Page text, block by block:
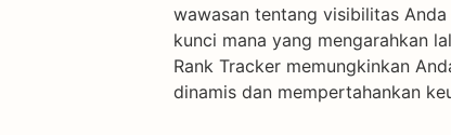
wawasan tentang visibilitas
kunci mana yang mengarahkan
Rank Tracker memungkinkan
dinamis dan mempertahankan